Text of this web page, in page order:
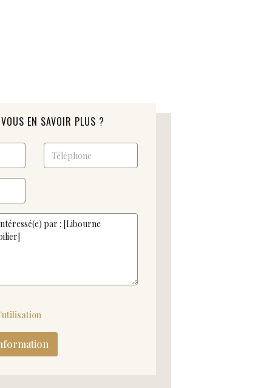
EN SAVOIR PLUS ?